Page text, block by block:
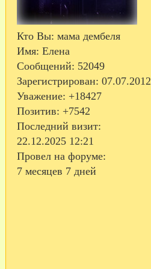
Кто Вы: мама дембеля
Имя: Елена
Сообщений: 52049
Зарегистрирован: 07.07.2012
Уважение: +18427
Позитив: +7542
Последний визит:
22.12.2025 12:21
Провел на форуме:
7 месяцев 7 дней